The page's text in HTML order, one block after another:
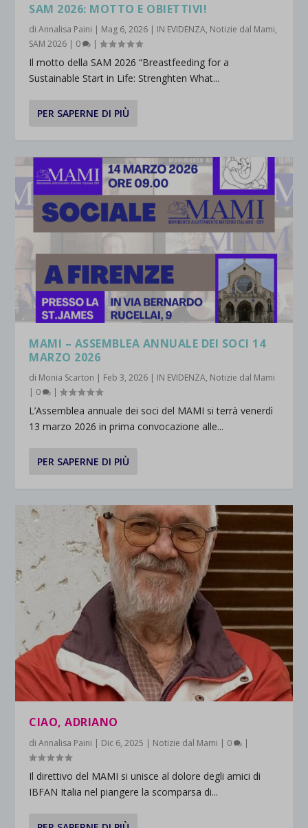
SAM 2026: MOTTO E OBIETTIVI!
diAnnalisa Paini | Mag 6, 2026 | IN EVIDENZA, Notizie dal Mami,
SAM 2026 | 0 |
Il motto della SAM 2026 “Breastfeeding for a
Sustainable Start in Life: Strenghten What...
PER SAPERNE DI PIÙ
MAMI – ASSEMBLEA ANNUALE DEI SOCI 14
MARZO 2026
di Monia Scarton | Feb 3, 2026 | IN EVIDENZA, Notizie dal Mami
| 0 |
L’Assemblea annuale dei soci del MAMI si terrà venerdì
13 marzo 2026 in prima convocazione alle...
PER SAPERNE DI PIÙ
CIAO, ADRIANO
diAnnalisa Paini | Dic 6, 2025 | Notizie dal Mami | 0 |
Il direttivo del MAMI si unisce al dolore degli amici di
IBFAN Italia nel piangere la scomparsa di...